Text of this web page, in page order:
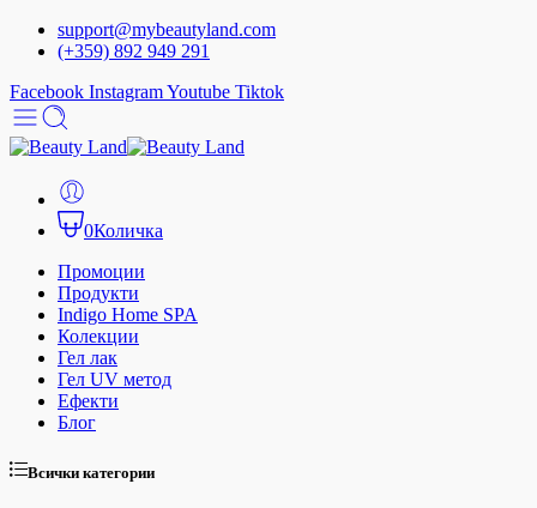
support@mybeautyland.com
(+359) 892 949 291
Facebook InstagramYoutube Tiktok
0Количка
Промоции
Продукти
Indigo Home SPA
Колекции
Гел лак
Гел UV метод
Ефекти
Блог
Всички категории